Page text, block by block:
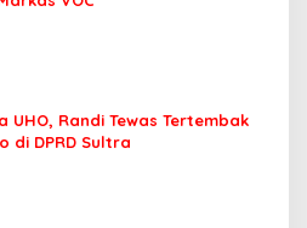
UHO, Randi Tewas Tertembak
di DPRD Sultra